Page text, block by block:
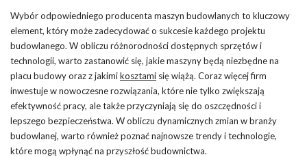
Wybór odpowiedniego producenta maszyn budowlanych to kluczowy
element, który może zadecydować o sukcesie każdego projektu
budowlanego. W obliczu różnorodności dostępnych sprzętów i
technologii, warto zastanowić się, jakie maszyny będą niezbędne na
placu budowy oraz z jakimikosztami się wiążą. Coraz więcej firm
inwestuje w nowoczesne rozwiązania, które nie tylko zwiększają
efektywność pracy, ale także przyczyniają się do oszczędności i
lepszego bezpieczeństwa. W obliczu dynamicznych zmian w branży
budowlanej, warto również poznać najnowsze trendy i technologie,
które mogą wpłynąć na przyszłość budownictwa.